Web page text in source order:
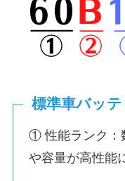
標準車バッ
① 性能ランク：
や容量が高性能